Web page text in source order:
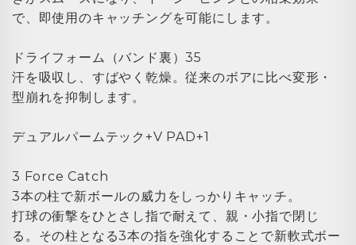
で、即使用のキャッチングを可能にします。
ドライフォーム（バンド裏）35
汗を吸収し、すばやく乾燥。従来のボアに比べ変形・
型崩れを抑制します。
デュアルパームテック+V PAD+1
3 Force Catch
3本の柱で新ボールの威力をしっかりキャッチ。
打球の衝撃をひとさし指で耐えて、親・小指で閉じ
る。その柱となる3本の指を強化することで新軟式ボー